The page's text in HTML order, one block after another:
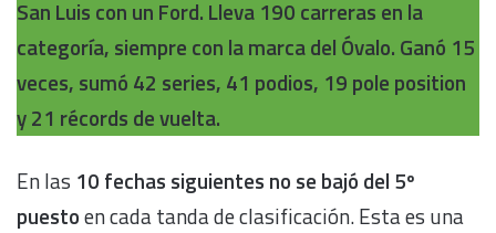
San Luis con un Ford. Lleva 190 carreras en la
categoría, siempre con la marca del Óvalo. Ganó 15
veces, sumó 42 series, 41 podios, 19 pole position
y 21 récords de vuelta.
En las 10 fechas siguientes no se bajó del 5º
puestoen cada tanda de clasificación. Esta es una